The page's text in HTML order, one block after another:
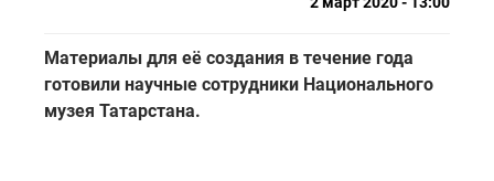
Материалы для её создания в течение года
готовили научные сотрудники Национального
музея Татарстана.